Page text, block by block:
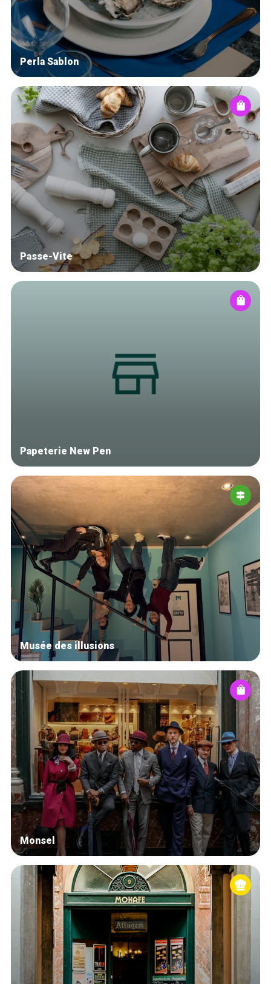
Accueil
Bonnes adresses
Quartiers
Blog
Tops 10
Artisans
A propos
Perla Sablon
Passe-Vite
Papeterie New Pen
Musée des illusions
Monsel